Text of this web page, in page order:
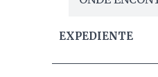
EXPEDIENTE